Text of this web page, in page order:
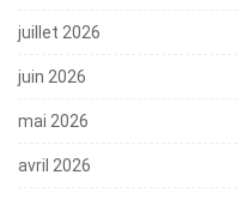
juillet 2026
juin 2026
mai 2026
avril 2026